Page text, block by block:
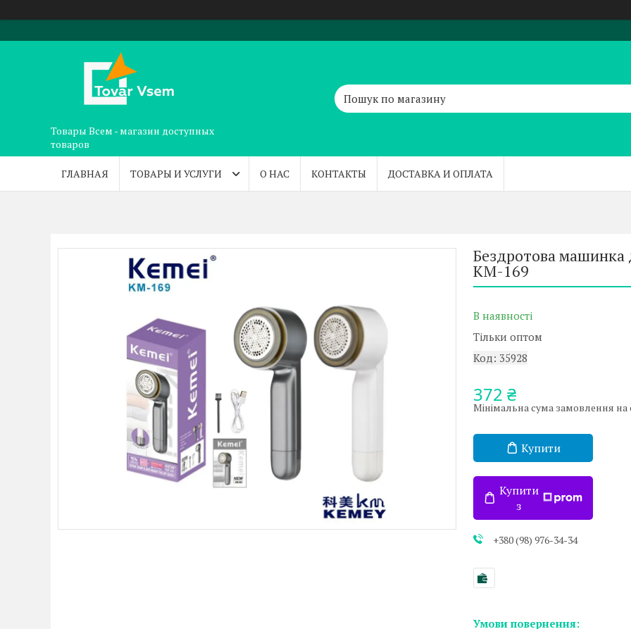
Товары Всем - магазин доступных
товаров
ГЛАВНАЯ ТОВАРЫ И УСЛУГИ О НАС КОНТАКТЫ ДОСТАВКА И ОПЛАТА
Бездротова машинка
KM-169
В наявності
Тільки оптом
Код: 35928
372 ₴
Мінімальна сума замовлення на
Купити
Купити
з
+380 (98) 976-34-34